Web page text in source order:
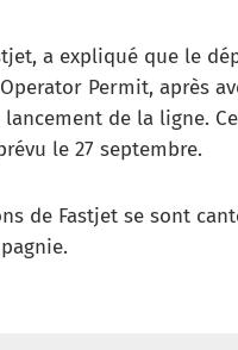
a expliqué que le
Permit, après
de la ligne.
le 27 septembre.
de Fastjet se sont